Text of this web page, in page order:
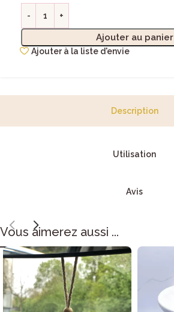
Ajouter au panier
Ajouter à la liste d'envie
Description
Utilisation
Avis
Vous aimerez aussi ...